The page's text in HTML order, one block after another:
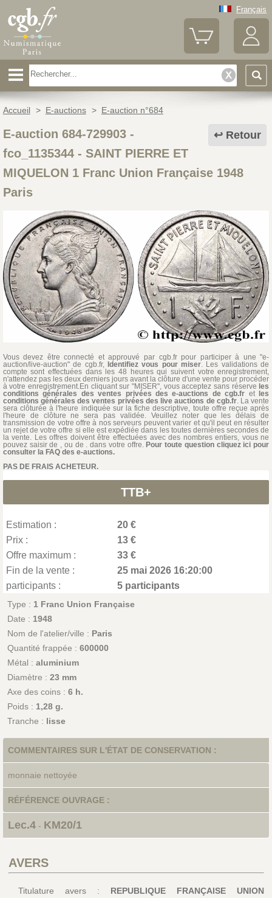
Français
Accueil > E-auctions > E-auction n°684
Retour
E-auction 684-729903 -
fco_1135344- SAINT PIERRE ET
MIQUELON 1 Franc Union Française 1948
Paris
Vous devez être connecté et approuvé par cgb.fr pour participer à une "e-
auction/live-auction" de cgb.fr, Identifiez vous pour miser . Les validations de
compte sont effectuées dans les 48 heures qui suivent votre enregistrement,
n'attendez pas les deux derniers jours avant la clôture d'une vente pour procéder
à votre enregistrement.En cliquant sur "MISER", vous acceptez sans réserve les
conditions générales des ventes privées des e-auctions de cgb.fr et les
conditions générales des ventes privées des live auctions de cgb.fr. La vente
sera clôturée à l'heure indiquée sur la fiche descriptive, toute offre reçue après
l'heure de clôture ne sera pas validée. Veuillez noter que les délais de
transmission de votre offre à nos serveurs peuvent varier et qu'il peut en résulter
un rejet de votre offre si elle est expédiée dans les toutes dernières secondes de
la vente. Les offres doivent être effectuées avec des nombres entiers, vous ne
pouvez saisir de , ou de . dans votre offre.Pour toute question cliquez ici pour
consulter la FAQ des e-auctions.
PAS DE FRAIS ACHETEUR.
TTB+
Estimation :
20 €
Prix :
13 €
Offre maximum :
33 €
Fin de la vente :
25 mai 2026 16:20:00
participants :
5 participants
Type : 1 Franc Union Française
Date : 1948
Nom de l'atelier/ville : Paris
Quantité frappée : 600000
Métal : aluminium
Diamètre : 23 mm
Axe des coins : 6 h.
Poids : 1,28 g.
Tranche : lisse
COMMENTAIRES SUR L'ÉTAT DE CONSERVATION :
monnaie nettoyée
RÉFÉRENCE OUVRAGE :
Lec.4- KM20/1
AVERS
Titulature avers : REPUBLIQUE FRANÇAISE UNION